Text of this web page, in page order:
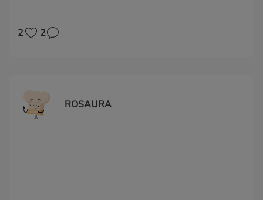
2 2
ROSAURA